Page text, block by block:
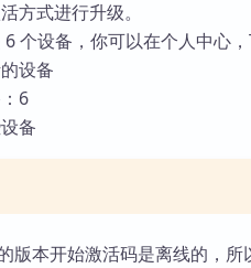
方式进行升级。
个设备，你可以在个人中心
设备
6
备
版本开始激活码是离线的，